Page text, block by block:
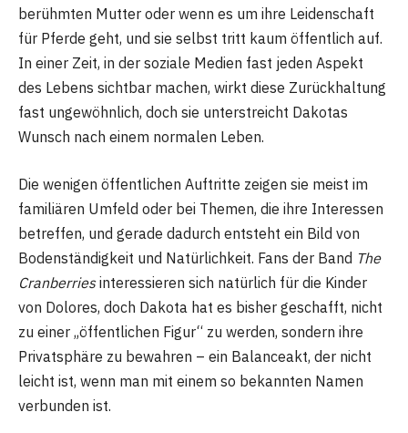
berühmten Mutter oder wenn es um ihre Leidenschaft
für Pferde geht, und sie selbst tritt kaum öffentlich auf.
In einer Zeit, in der soziale Medien fast jeden Aspekt
des Lebens sichtbar machen, wirkt diese Zurückhaltung
fast ungewöhnlich, doch sie unterstreicht Dakotas
Wunsch nach einem normalen Leben.
Die wenigen öffentlichen Auftritte zeigen sie meist im
familiären Umfeld oder bei Themen, die ihre Interessen
betreffen, und gerade dadurch entsteht ein Bild von
Bodenständigkeit und Natürlichkeit. Fans der Band The
Cranberriesinteressieren sich natürlich für die Kinder
von Dolores, doch Dakota hat es bisher geschafft, nicht
zu einer „öffentlichen Figur“ zu werden, sondern ihre
Privatsphäre zu bewahren – ein Balanceakt, der nicht
leicht ist, wenn man mit einem so bekannten Namen
verbunden ist.